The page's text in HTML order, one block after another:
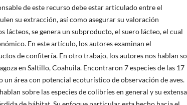
de este recurso debe estar articulado entre el
su extracción, así como asegurar su valoración
se genera un subproducto, el suero lácteo, el cual
En este artículo, los autores examinan el
de confitería. En otro trabajo, los autores nos hablan
en Saltillo, Coahuila. Encontraron 7 especies de las 17
un área con potencial ecoturístico de observación de aves.
sobre las especies de colibríes en general y su extensa